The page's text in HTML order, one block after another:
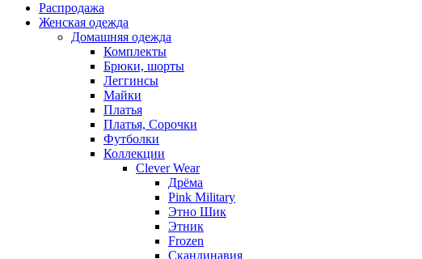
Распродажа
Женская одежда
Домашняя одежда
Комплекты
Брюки, шорты
Леггинсы
Майки
Платья
Платья, Сорочки
Футболки
Коллекции
Clever Wear
Дрёма
Pink Military
Этно Шик
Этник
Frozen
Скандинавия